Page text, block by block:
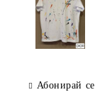
Абонирай се